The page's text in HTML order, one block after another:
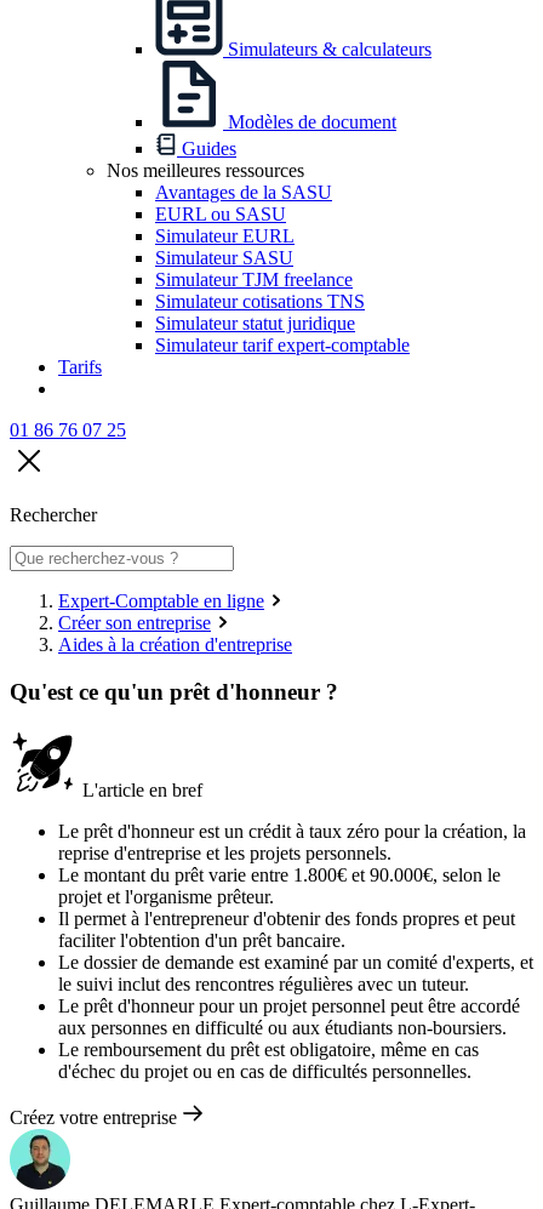
Simulateurs & calculateurs
Modèles de document
Guides
Nos meilleures ressources
Avantages de la SASU
EURL ou SASU
Simulateur EURL
Simulateur SASU
Simulateur TJM freelance
Simulateur cotisations TNS
Simulateur statut juridique
Simulateur tarif expert-comptable
Tarifs
01 86 76 07 25
Rechercher
Expert-Comptable en ligne
Créer son entreprise
Aides à la création d'entreprise
Qu'est ce qu'un prêt d'honneur ?
L'article en bref
Le prêt d'honneur est un crédit à taux zéro pour la création, la
reprise d'entreprise et les projets personnels.
Le montant du prêt varie entre 1.800€ et 90.000€, selon le
projet et l'organisme prêteur.
Il permet à l'entrepreneur d'obtenir des fonds propres et peut
faciliter l'obtention d'un prêt bancaire.
Le dossier de demande est examiné par un comité d'experts, et
le suivi inclut des rencontres régulières avec un tuteur.
Le prêt d'honneur pour un projet personnel peut être accordé
aux personnes en difficulté ou aux étudiants non-boursiers.
Le remboursement du prêt est obligatoire, même en cas
d'échec du projet ou en cas de difficultés personnelles.
Créez votre entreprise
Guillaume DELEMARLE Expert-comptable chez L-Expert-